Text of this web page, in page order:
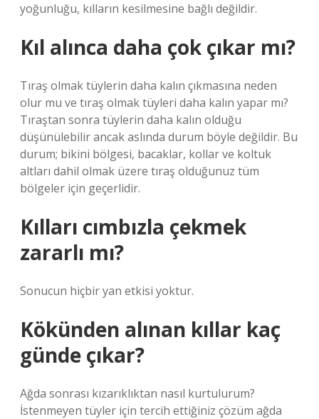
yoğunluğu, kılların kesilmesine bağlı değildir.
Kıl alınca daha çok çıkar mı?
Tıraş olmak tüylerin daha kalın çıkmasına neden
olur mu ve tıraş olmak tüyleri daha kalın yapar mı?
Tıraştan sonra tüylerin daha kalın olduğu
düşünülebilir ancak aslında durum böyle değildir. Bu
durum; bikini bölgesi, bacaklar, kollar ve koltuk
altları dahil olmak üzere tıraş olduğunuz tüm
bölgeler için geçerlidir.
Kılları cımbızla çekmek
zararlı mı?
Sonucun hiçbir yan etkisi yoktur.
Kökünden alınan kıllar kaç
günde çıkar?
Ağda sonrası kızarıklıktan nasıl kurtulurum?
İstenmeyen tüyler için tercih ettiğiniz çözüm ağda